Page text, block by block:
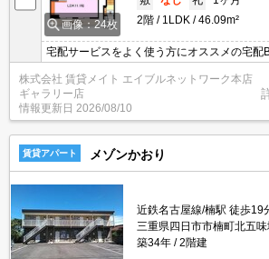
画像：24枚
2階
1LDK 46.09m²
宅配サービスをよく使う方にオススメの宅配
ン付きのお部屋です。お部屋から訪問者を確
ティ面はもちろん知らない人やセールスに対
ん。
株式会社 賃貸メイト エイブルネットワーク本店
ギャラリー店
情報更新日 2026/08/10
賃貸アパート メゾンかおり
近鉄名古屋線/楠駅 徒歩19
三重県四日市市楠町北五
築34年
2階建